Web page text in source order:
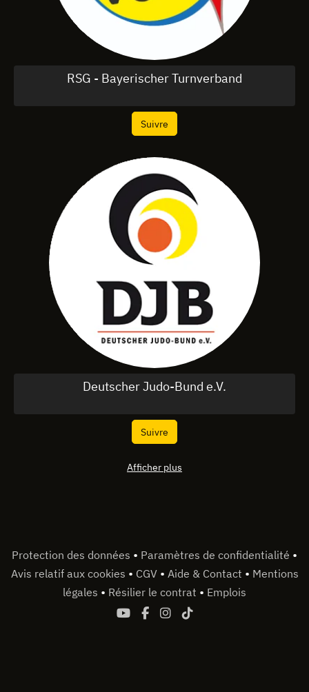
RSG - Bayerischer Turnverband
Suivre
Deutscher Judo-Bund e.V.
Suivre
Afficher plus
Protection des données • Paramètres de confidentialité •
Avis relatif aux cookies • CGV • Aide & Contact • Mentions
légales • Résilier le contrat • Emplois